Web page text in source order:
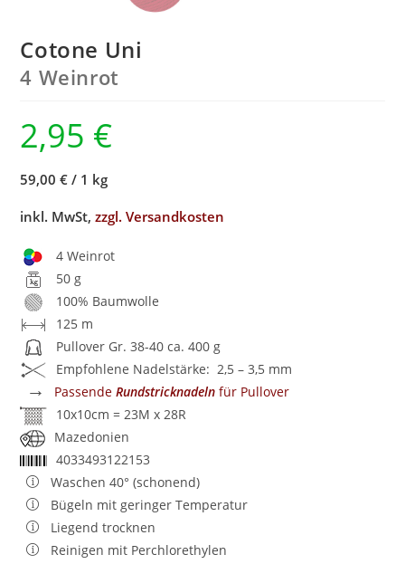
Cotone Uni
4 Weinrot
2,95 €
59,00 € / 1 kg
inkl. MwSt,zzgl. Versandkosten
4 Weinrot
50 g
100% Baumwolle
125 m
Pullover Gr. 38-40 ca. 400 g
Empfohlene Nadelstärke: 2,5 – 3,5 mm
→ PassendeRundstricknadeln für Pullover
10x10cm = 23M x 28R
Mazedonien
4033493122153
Waschen 40° (schonend)
Bügeln mit geringer Temperatur
Liegend trocknen
Reinigen mit Perchlorethylen